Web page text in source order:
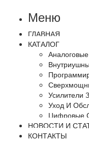
Меню
ГЛАВНАЯ
КАТАЛОГ
Усилители
Уход И
Цифровые
НОВОСТИ И
КОНТАКТЫ